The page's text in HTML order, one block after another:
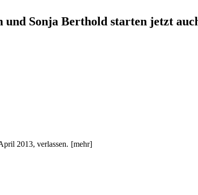
Sonja Berthold starten jetzt
2013, verlassen. [mehr]